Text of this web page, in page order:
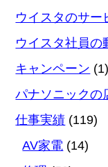
ウイスタのサー
ウイスタ社員の
キャンペーン (1)
パナソニックの
仕事実績 (119)
AV家電 (14)